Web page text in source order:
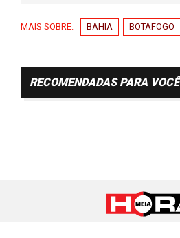
MAIS SOBRE: BAHIA BOTAFOGO
RECOMENDADAS PARA VOCÊ